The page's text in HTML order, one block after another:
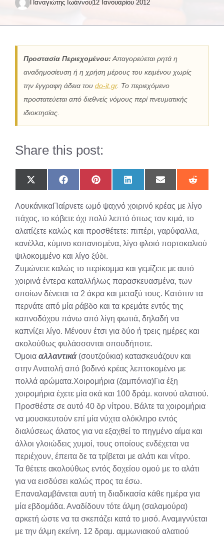
Παναγιώτης Ιωάννου12 Ιανουαρίου 2012
Προστασία Περιεχομένου: Απαγορεύεται ρητά η
αναδημοσίευση ή η χρήση μέρους του κειμένου χωρίς
την έγγραφη άδεια του do-it.gr. Το περιεχόμενο
προστατεύεται από διεθνείς νόμους περί πνευματικής
ιδιοκτησίας.
Share this post:
Share
on
(Twitter)
Share
on
Share
on
Share
on
Share
on
Share
on
ΛουκάνικαΠαίρνετε ωμό ψαχνό χοιρινό κρέας με λίγο
πάχος, το κόβετε όχι πολύ λεπτό όπως τον κιμά, το
αλατίζετε καλώς και προσθέτετε: πιπέρι, γαρύφαλλα,
κανέλλα, κύμινο κοπανισμένα, λίγο φλοιό πορτοκαλιού
ψιλοκομμένο και λίγο ξύδι.
Ζυμώνετε καλώς το περίκομμα και γεμίζετε με αυτό
χοιρινά έντερα καταλλήλως παρασκευασμένα, των
οποίων δένεται τα 2 άκρα και μεταξύ τους. Κατόπιν τα
περνάτε από μία ράβδο και τα κρεμάτε εντός της
καπνοδόχου πάνω από λίγη φωτιά, δηλαδή να
καπνίζει λίγο. Μένουν έτσι για δύο ή τρεις ημέρες και
ακολούθως φυλάσσονται οπουδήποτε.
Όμοια αλλαντικά(σουτζούκια) κατασκευάζουν και
στην Ανατολή από βοδινό κρέας λεπτοκομένο με
πολλά αρώματα.Χοιρομήρια (ζαμπόνια)Για έξη
χοιρομήρια έχετε μία οκά και 100 δράμ. κοινού αλατιού.
Προσθέστε σε αυτό 40 δρ νίτρου. Βάλτε τα χοιρομήρια
να μουσκευτούν επί μία νύχτα ολόκληρο εντός
διαλύσεως άλατος για να εξαχθεί το πηγμένο αίμα και
άλλοι γλοιώδεις χυμοί, τους οποίους ενδέχεται να
περιέχουν, έπειτα δε τα τρίβεται με αλάτι και νίτρο.
Τα θέτετε ακολούθως εντός δοχείου ομού με το αλάτι
για να εισδύσει καλώς προς τα έσω.
Επαναλαμβάνεται αυτή τη διαδικασία κάθε ημέρα για
μία εβδομάδα. Αναδίδουν τότε άλμη (σαλαμούρα)
αρκετή ώστε να τα σκεπάζει κατά το μισό. Αναμιγνύεται
με την άλμη εκείνη. 12 δραμ. αμμωνιακού αλατιού